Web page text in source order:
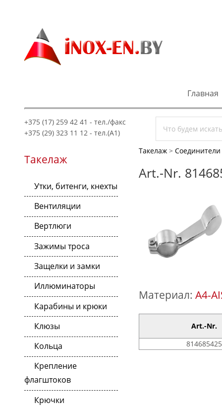
Главная
+375 (17) 259 42 41 - тел./факс
+375 (29) 323 11 12 - тел.(A1)
Такелаж
Утки, битенги, кнехты
Вентиляции
Вертлюги
Зажимы троса
Защелки и замки
Иллюминаторы
Карабины и крюки
Клюзы
Кольца
Крепление
флагштоков
Крючки
Такелаж >
Art.-Nr.
Материал: A4-
Art.-Nr.
814685425